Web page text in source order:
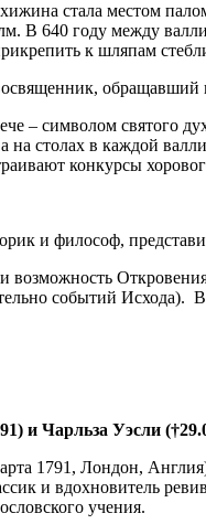
стала местом
В 640 году между
к шляпам
обращавший
– символом
столах в каждой
конкурсы
и философ,
событий Исхода).
и Чарльза Уэсли
1791, Лондон,
и вдохновитель
учения.